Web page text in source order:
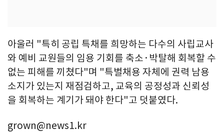
아울러 "특히 공립 특채를 희망하는 다수의 사립교사
와 예비 교원들의 임용 기회를 축소·박탈해 회복할 수
없는 피해를 끼쳤다"며 "특별채용 자체에 권력 남용
소지가 있는지 재점검하고, 교육의 공정성과 신뢰성
을 회복하는 계기가 돼야 한다"고 덧붙였다.
grown@news1.kr